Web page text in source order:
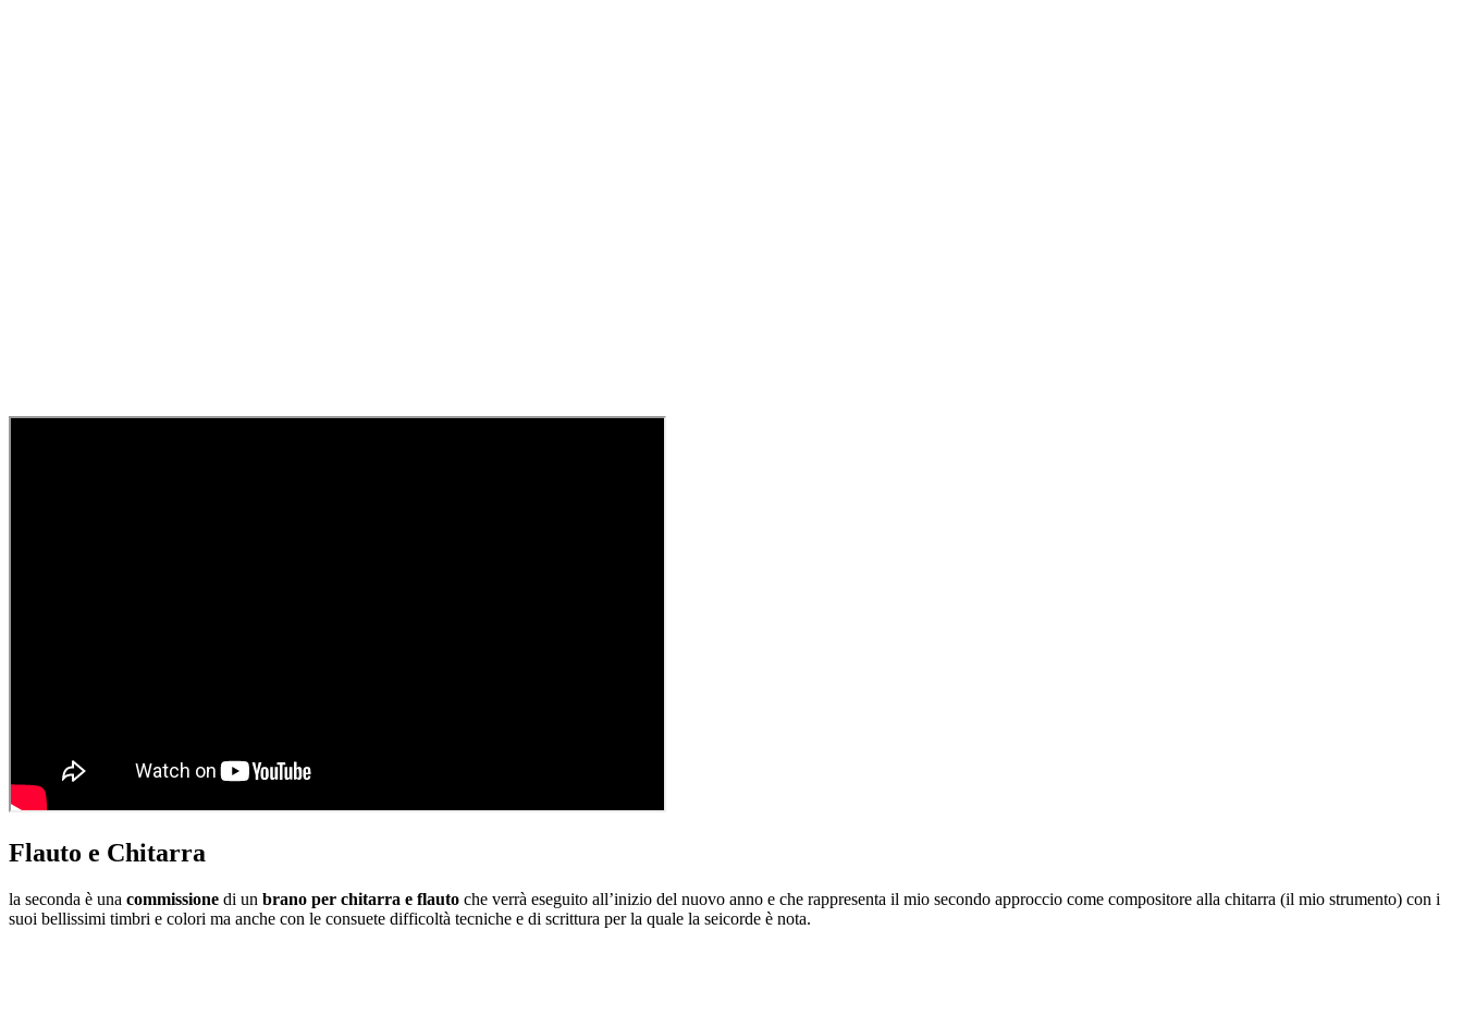
Flauto e Chitarra
la seconda è una commissione di un brano per chitarra e flauto che verrà eseguito all’inizio del nuovo anno e che rappresenta il mio secondo approccio come compositore alla chitarra (il mio strumento) con i
suoi bellissimi timbri e colori ma anche con le consuete difficoltà tecniche e di scrittura per la quale la seicorde è nota.